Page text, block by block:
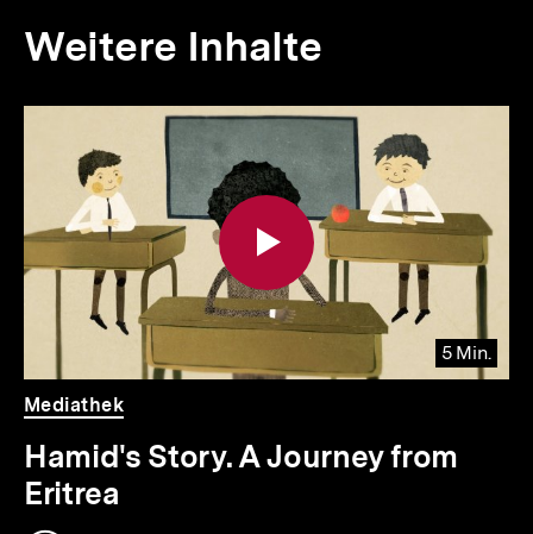
Weitere Inhalte
Inhaltskarousell
weitere
Inhalte
Inhaltskarussell
5 Min.
Video
Dauer
5
Min.
Mediathek
Hamid's Story. A Journey from
Eritrea